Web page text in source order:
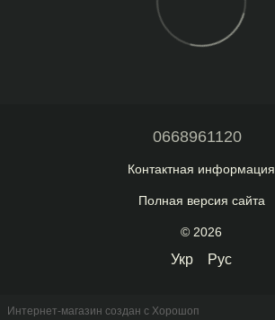
0668961120
Контактная информация
Полная версия сайта
© 2026
Укр Рус
Интернет-магазин создан с Хорошоп